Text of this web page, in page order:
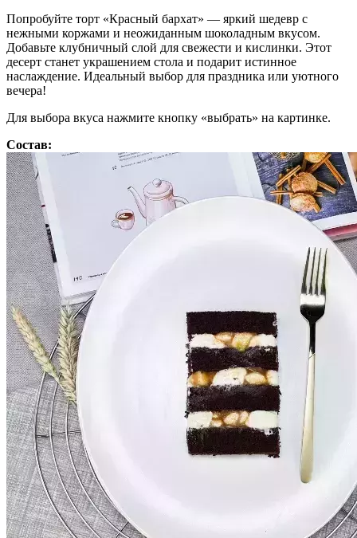
Попробуйте торт «Красный бархат» — яркий шедевр с
нежными коржами и неожиданным шоколадным вкусом.
Добавьте клубничный слой для свежести и кислинки. Этот
десерт станет украшением стола и подарит истинное
наслаждение. Идеальный выбор для праздника или уютного
вечера!
Для выбора вкуса нажмите кнопку «выбрать» на картинке.
Состав: